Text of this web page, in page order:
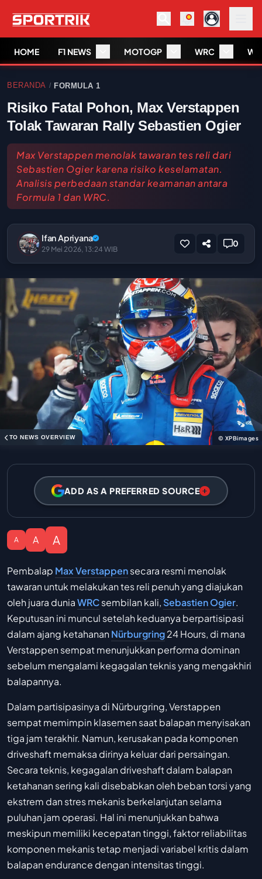
HOME F1 NEWS MOTOGP WRC
BERANDA / FORMULA 1
Risiko Fatal Pohon, Max Verstappen
Tolak Tawaran Rally Sebastien Ogier
Max Verstappen menolak tawaran tes reli dari
Sebastien Ogier karena risiko keselamatan.
Analisis perbedaan standar keamanan antara
Formula 1 dan WRC.
Ifan Apriyana
29 Mei 2026, 13:24 WIB
0
TO NEWS OVERVIEW © XPBimages
ADD AS A PREFERRED SOURCE
A A A
Pembalap Max Verstappensecara resmi menolak
tawaran untuk melakukan tes reli penuh yang diajukan
oleh juara duniaWRCsembilan kali, Sebastien Ogier.
Keputusan ini muncul setelah keduanya berpartisipasi
dalam ajang ketahananNürburgring24 Hours, di mana
Verstappen sempat menunjukkan performa dominan
sebelum mengalami kegagalan teknis yang mengakhiri
balapannya.
Dalam partisipasinya di Nürburgring, Verstappen
sempat memimpin klasemen saat balapan menyisakan
tiga jam terakhir. Namun, kerusakan pada komponen
driveshaft memaksa dirinya keluar dari persaingan.
Secara teknis, kegagalan driveshaft dalam balapan
ketahanan sering kali disebabkan oleh beban torsi yang
ekstrem dan stres mekanis berkelanjutan selama
puluhan jam operasi. Hal ini menunjukkan bahwa
meskipun memiliki kecepatan tinggi, faktor reliabilitas
komponen mekanis tetap menjadi variabel kritis dalam
balapan endurance dengan intensitas tinggi.